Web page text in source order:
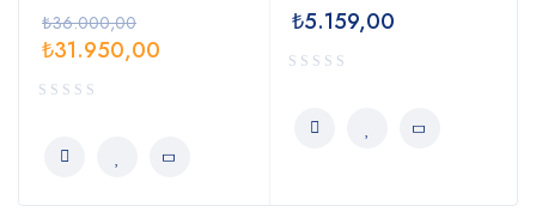
₺36.000,00
₺31.950,00
₺5.159,00